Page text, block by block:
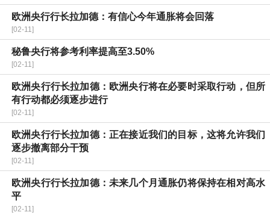
欧洲央行行长拉加德：有信心今年通胀将会回落
[02-11]
秘鲁央行将参考利率提高至3.50%
[02-11]
欧洲央行行长拉加德：欧洲央行将在必要时采取行动，但所
有行动都必须逐步进行
[02-11]
欧洲央行行长拉加德：正在接近我们的目标，这将允许我们
逐步撤离部分干预
[02-11]
欧洲央行行长拉加德：未来几个月通胀仍将保持在相对高水
平
[02-11]